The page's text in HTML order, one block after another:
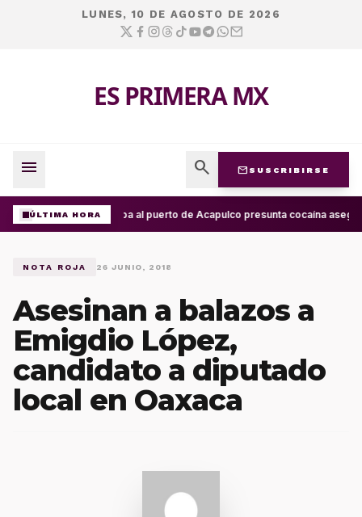
LUNES, 10 DE AGOSTO DE 2026
ES PRIMERA MX
menu search mail SUSCRIBIRSE
ÚLTIMA HORA Arriba al puerto de Acapulco presunta cocaína
NOTA ROJA 26 JUNIO, 2018
Asesinan a balazos a
Emigdio López,
candidato a diputado
local en Oaxaca